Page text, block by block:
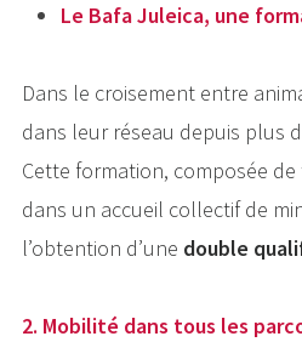
Le Bafa Juleica, une
Dans le croisement entre
dans leur réseau depuis plus
Cette formation, composée
dans un accueil collectif de
l’obtention d’une double
2. Mobilité dans tous les